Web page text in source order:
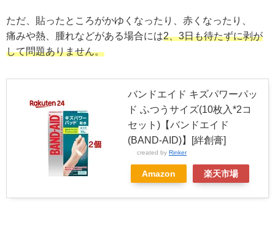
ただ、貼ったところがかゆくなったり、赤くなったり、
痛みや熱、腫れなどがある場合には2、3日も待たずに剥が
して問題ありません。
バンドエイド キズパワーパッ
ド ふつうサイズ(10枚入*2コ
セット)【バンドエイド
(BAND-AID)】[絆創膏]
created by Rinker
Amazon 楽天市場